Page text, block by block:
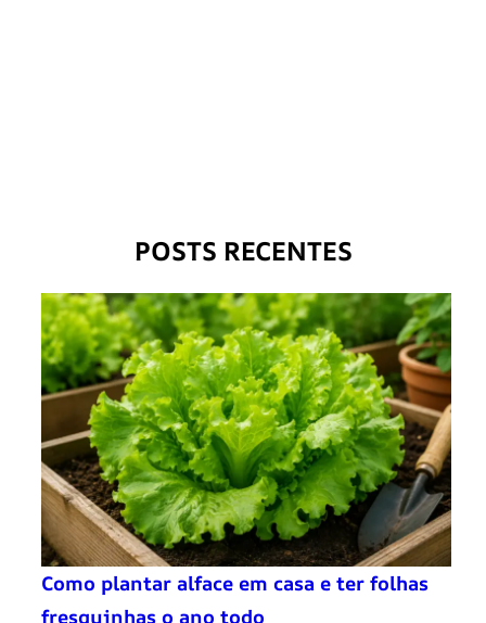
POSTS RECENTES
Como plantar alface em casa e ter folhas
fresquinhas o ano todo